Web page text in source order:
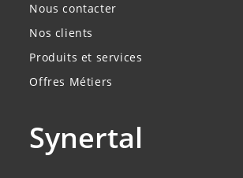
Nous contacter
Nos clients
Produits et services
Offres Métiers
Synertal